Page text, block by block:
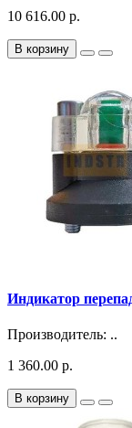
10 616.00 р.
В корзину
Индикатор
Производитель: ..
1 360.00 р.
В корзину